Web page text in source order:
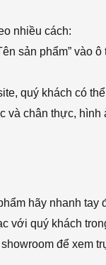
nhiều cách:
sản phẩm” vào
quý khách có
và chân thực,
hãy nhanh tay
với quý khách
để xem